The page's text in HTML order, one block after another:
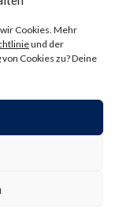
Cookies. Mehr
und der
Cookies zu? Deine
OBEN ↑